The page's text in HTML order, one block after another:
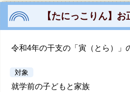
【たにっこりん】
令和4年の干支の「寅（とら）」
対象
就学前の子どもと家族